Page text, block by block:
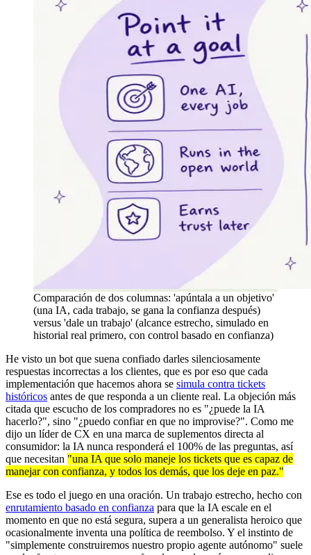
Comparación de dos columnas: 'apúntala a un objetivo'
(una IA, cada trabajo, se gana la confianza después)
versus 'dale un trabajo' (alcance estrecho, simulado en
historial real primero, con control basado en confianza)
He visto un bot que suena confiado darles silenciosamente
respuestas incorrectas a los clientes, que es por eso que cada
implementación que hacemos ahora se simula contra tickets
históricos antes de que responda a un cliente real. La objeción más
citada que escucho de los compradores no es "¿puede la IA
hacerlo?", sino "¿puedo confiar en que no improvise?". Como me
dijo un líder de CX en una marca de suplementos directa al
consumidor: la IA nunca responderá el 100% de las preguntas, así
que necesitan "una IA que solo maneje los tickets que es capaz de
manejar con confianza, y todos los demás, que los deje en paz."
Ese es todo el juego en una oración. Un trabajo estrecho, hecho con
enrutamiento basado en confianza para que la IA escale en el
momento en que no está segura, supera a un generalista heroico que
ocasionalmente inventa una política de reembolso. Y el instinto de
"simplemente construiremos nuestro propio agente autónomo" suele